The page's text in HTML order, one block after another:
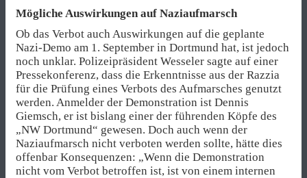
Mögliche Auswirkungen auf Naziaufmarsch
Ob das Verbot auch Auswirkungen auf die geplante
Nazi-Demo am 1. September in Dortmund hat, ist jedoch
noch unklar. Polizeipräsident Wesseler sagte auf einer
Pressekonferenz, dass die Erkenntnisse aus der Razzia
für die Prüfung eines Verbots des Aufmarsches genutzt
werden. Anmelder der Demonstration ist Dennis
Giemsch, er ist bislang einer der führenden Köpfe des
„NW Dortmund“ gewesen. Doch auch wenn der
Naziaufmarsch nicht verboten werden sollte, hätte dies
offenbar Konsequenzen: „Wenn die Demonstration
nicht vom Verbot betroffen ist, ist von einem internen